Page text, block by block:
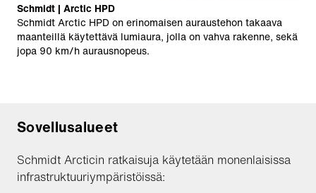
Schmidt | Arctic HPD
Schmidt Arctic HPD on erinomaisen auraustehon takaava
maanteillä käytettävä lumiaura, jolla on vahva rakenne, sekä
jopa 90 km/h aurausnopeus.
Sovellusalueet
Schmidt Arcticin ratkaisuja käytetään monenlaisissa
infrastruktuuriympäristöissä: